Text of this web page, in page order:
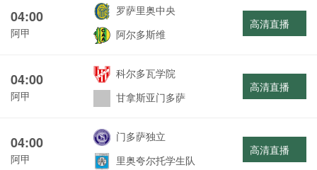
04:00
阿甲
罗萨里奥中央
阿尔多斯维
高清直播
04:00
阿甲
科尔多瓦学院
甘拿斯亚门多萨
高清直播
04:00
阿甲
门多萨独立
里奥夸尔托学生队
高清直播